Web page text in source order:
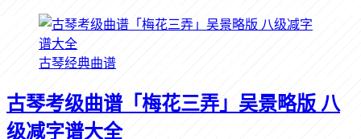
古琴经典曲谱
古琴考级曲谱「梅花三弄」吴景略版 八
级减字谱大全